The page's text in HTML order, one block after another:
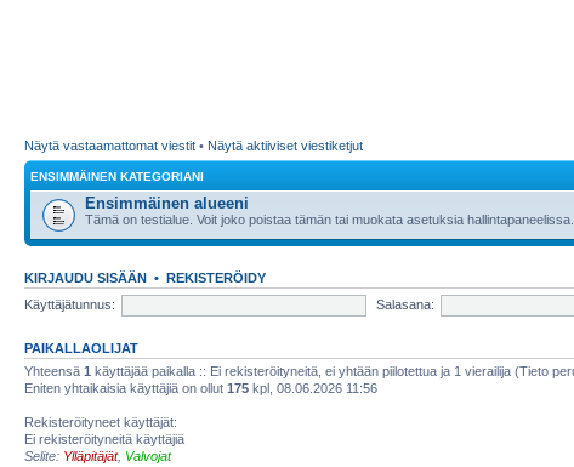
Näytä vastaamattomat viestit • Näytä aktiiviset viestiketjut
ENSIMMÄINEN KATEGORIANI
Ensimmäinen alueeni
Tämä on testialue. Voit joko poistaa tämän tai muokata asetuksia hallintapaneelissa.
KIRJAUDU SISÄÄN • REKISTERÖIDY
Käyttäjätunnus:
Salasana:
PAIKALLAOLIJAT
Yhteensä 1 käyttäjää paikalla :: Ei rekisteröityneitä, ei yhtään piilotettua ja 1 vierailija (Tieto
Eniten yhtaikaisia käyttäjiä on ollut 175 kpl, 08.06.2026 11:56
Rekisteröityneet käyttäjät:
Ei rekisteröityneitä käyttäjiä
Selite: Ylläpitäjät, Valvojat